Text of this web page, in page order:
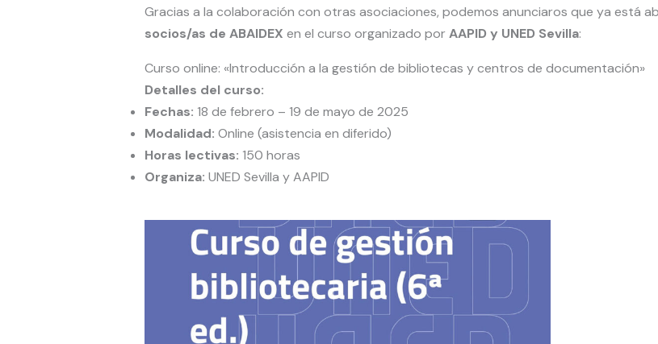
Gracias a la colaboración con otras asociaciones, podemos anunciaros que ya está
socios/as de ABAIDEX en el curso organizado porAAPID y UNED Sevilla:
Curso online: «Introducción a la gestión de bibliotecas y centros de documentación»
Detalles del curso:
Fechas: 18 de febrero – 19 de mayo de 2025
Modalidad: Online (asistencia en diferido)
Horas lectivas: 150 horas
Organiza: UNED Sevilla y AAPID